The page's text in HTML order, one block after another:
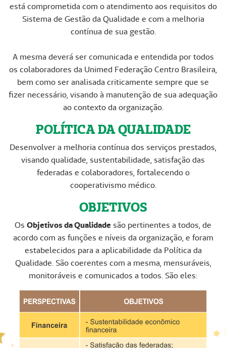
está comprometida com o atendimento aos requisitos do
Sistema de Gestão da Qualidade e com a melhoria
contínua de sua gestão.
A mesma deverá ser comunicada e entendida por todos
os colaboradores da Unimed Federação Centro Brasileira,
bem como ser analisada criticamente sempre que se
fizer necessário, visando à manutenção de sua adequação
ao contexto da organização.
POLÍTICA DA QUALIDADE
Desenvolver a melhoria contínua dos serviços prestados,
visando qualidade, sustentabilidade, satisfação das
federadas e colaboradores, fortalecendo o
cooperativismo médico.
OBJETIVOS
Os Objetivos da Qualidade são pertinentes a todos, de
acordo com as funções e níveis da organização, e foram
estabelecidos para a aplicabilidade da Política da
Qualidade. São coerentes com a mesma, mensuráveis,
monitoráveis e comunicados a todos. São eles: